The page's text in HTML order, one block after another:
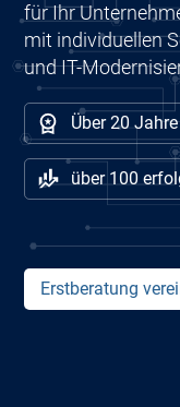
für Ihr
mit individuellen
und IT-
Über 20
über 100
Erstberatung